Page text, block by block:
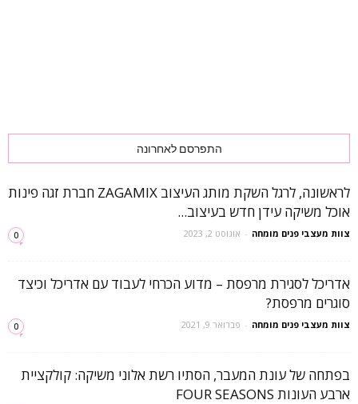
התפרסם לאחרונה
לראשונה, לרגל השקת מותג העיצוב ZAGAMIX חברת זגה פינות
אוכל משיקה עידן חדש בעיצוב...
צוות מעצבי פנים מומחה - אוגוסט 2, 2023 0
אדריכל לסגירת מרפסת – מדוע הכרחי לעבוד עם אדריכל וכיצד
סוגרים מרפסת?
צוות מעצבי פנים מומחה - פברואר 9, 2021 0
בפתחה של עונת המעבר, הסתיו רשת אלוני משיקה: קולקציית
ארבע העונות FOUR SEASONS